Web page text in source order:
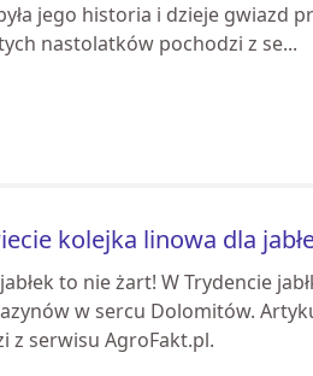
jego historia i dzieje gwiazd
nastolatków pochodzi z se...
kolejka linowa dla
to nie żart! W Trydencie
w sercu Dolomitów.
z serwisu AgroFakt.pl.